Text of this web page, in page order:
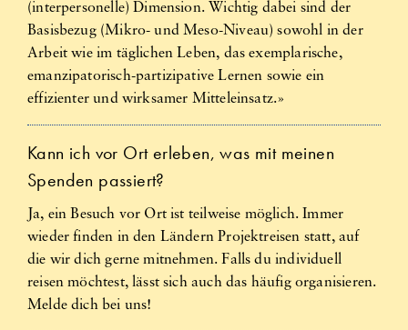
(interpersonelle) Dimension. Wichtig dabei sind der
Basisbezug (Mikro- und Meso-Niveau) sowohl in der
Arbeit wie im täglichen Leben, das exemplarische,
emanzipatorisch-partizipative Lernen sowie ein
effizienter und wirksamer Mitteleinsatz.»
Kann ich vor Ort erleben, was mit meinen
Spenden passiert?
Ja, ein Besuch vor Ort ist teilweise möglich. Immer
wieder finden in den Ländern Projektreisen statt, auf
die wir dich gerne mitnehmen. Falls du individuell
reisen möchtest, lässt sich auch das häufig organisieren.
Melde dich bei uns!